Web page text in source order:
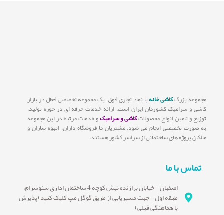
مجموعه بزرگکاشی خانهبا نماد تجاری فوق، یک مجموعه تخصصی فعال در بازار
کاشی و سرامیک کشورمان ایران است. ارائه خدمات حرفه ای در حوزه تولید،
توزیع و تامین انواع محصولاتکاشی و سرامیکو خدمات مرتبط در این مجموعه
به صورت تخصصی انجام می شود. مشتریان ما فروشگاه داران، انبوه سازان و
مالکان پروژه های ساختمانی از سراسر کشور هستند.
تماس با ما
اصفهان - خیابان برازنده نبش کوچه 4 ساختمان اداری سئوسرام،
طبقه اول - جهت مسیریابی از طریق گوگل مپ کلیک کنید (پذیرش
با هماهنگی قبلی)